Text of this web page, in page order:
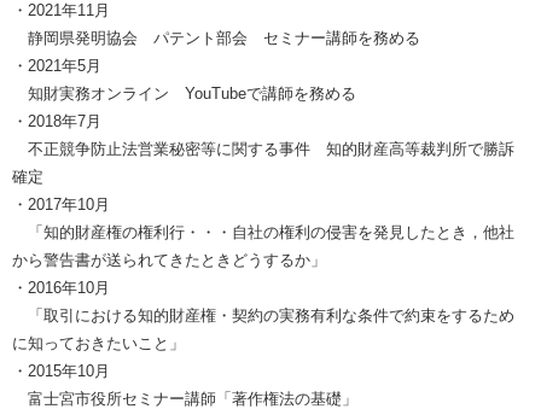
・2021年11月
静岡県発明協会 パテント部会 セミナー講師を務める
・2021年5月
知財実務オンライン YouTubeで講師を務める
・2018年7月
不正競争防止法営業秘密等に関する事件 知的財産高等裁判所で勝訴
確定
・2017年10月
「知的財産権の権利行・・・自社の権利の侵害を発見したとき，他社
から警告書が送られてきたときどうするか」
・2016年10月
「取引における知的財産権・契約の実務有利な条件で約束をするため
に知っておきたいこと」
・2015年10月
富士宮市役所セミナー講師「著作権法の基礎」